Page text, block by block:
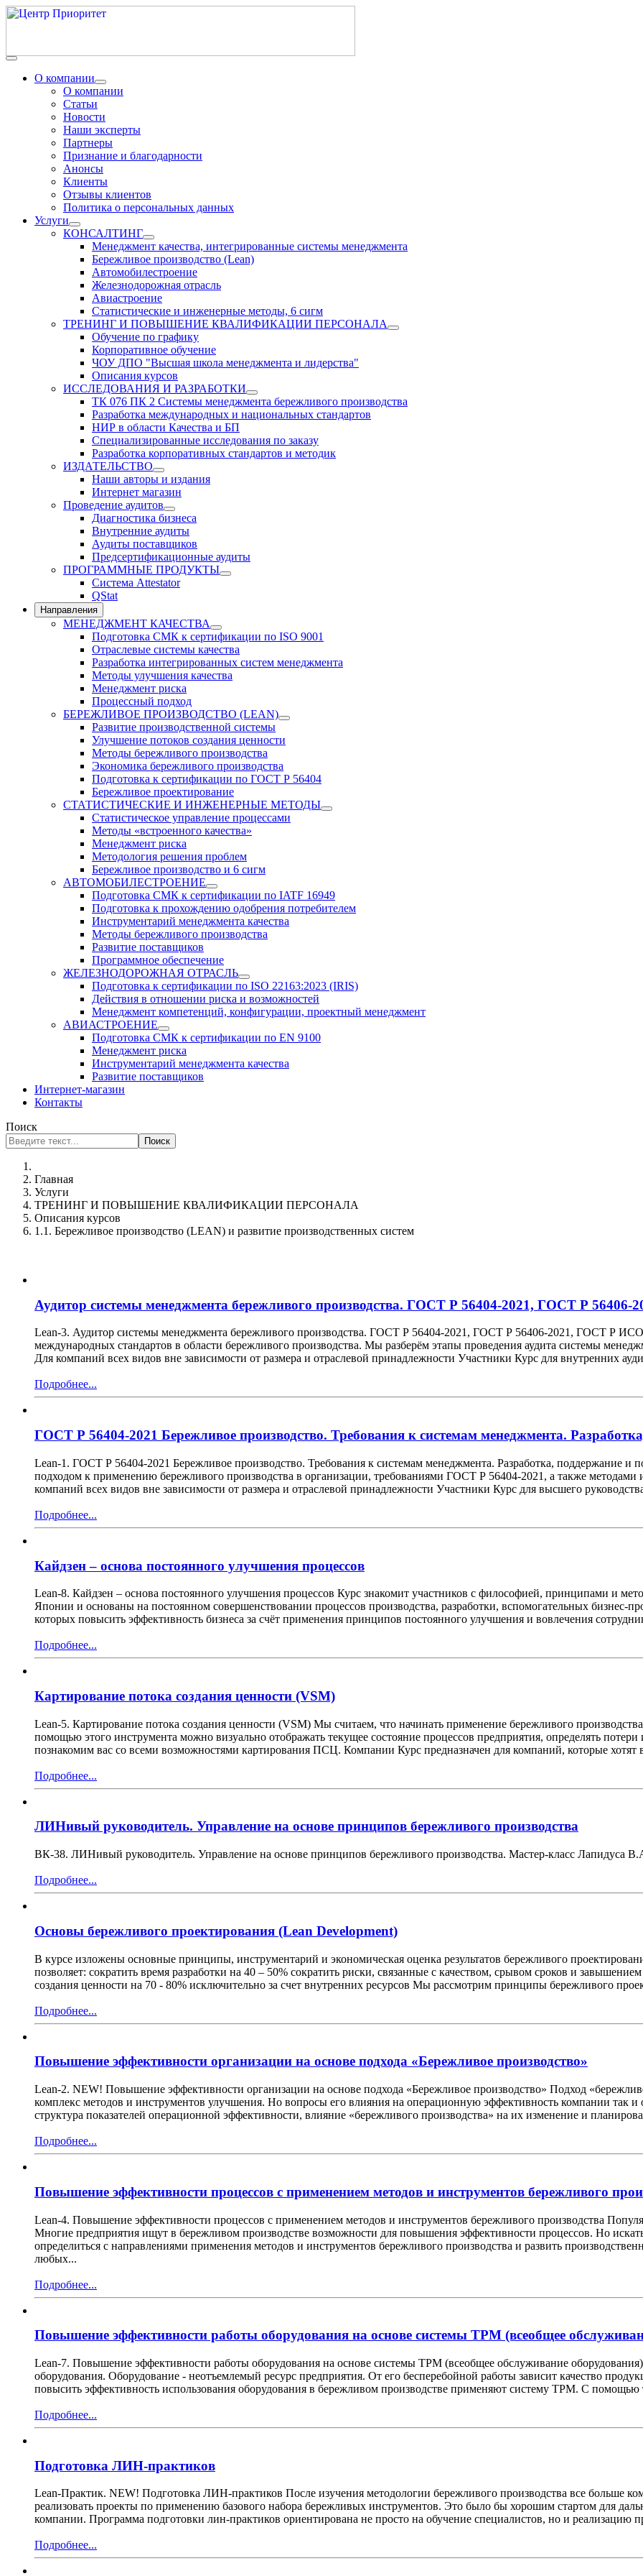
О компании
О компании
Статьи
Новости
Наши эксперты
Партнеры
Признание и благодарности
Анонсы
Клиенты
Отзывы клиентов
Политика о персональных данных
Услуги
КОНСАЛТИНГ
Менеджмент качества, интегрированные системы менеджмента
Бережливое производство (Lean)
Автомобилестроение
Железнодорожная отрасль
Авиастроение
Статистические и инженерные методы, 6 сигм
ТРЕНИНГ И ПОВЫШЕНИЕ КВАЛИФИКАЦИИ ПЕРСОНАЛА
Обучение по графику
Корпоративное обучение
ЧОУ ДПО "Высшая школа менеджмента и лидерства"
Описания курсов
ИССЛЕДОВАНИЯ И РАЗРАБОТКИ
ТК 076 ПК 2 Системы менеджмента бережливого производства
Разработка международных и национальных стандартов
НИР в области Качества и БП
Специализированные исследования по заказу
Разработка корпоративных стандартов и методик
ИЗДАТЕЛЬСТВО
Наши авторы и издания
Интернет магазин
Проведение аудитов
Диагностика бизнеса
Внутренние аудиты
Аудиты поставщиков
Предсертификационные аудиты
ПРОГРАММНЫЕ ПРОДУКТЫ
Система Attestator
QStat
Направления
МЕНЕДЖМЕНТ КАЧЕСТВА
Подготовка СМК к сертификации по ISO 9001
Отраслевые системы качества
Разработка интегрированных систем менеджмента
Методы улучшения качества
Менеджмент риска
Процессный подход
БЕРЕЖЛИВОЕ ПРОИЗВОДСТВО (LEAN)
Развитие производственной системы
Улучшение потоков создания ценности
Методы бережливого производства
Экономика бережливого производства
Подготовка к сертификации по ГОСТ Р 56404
Бережливое проектирование
СТАТИСТИЧЕСКИЕ И ИНЖЕНЕРНЫЕ МЕТОДЫ
Статистическое управление процессами
Методы «встроенного качества»
Менеджмент риска
Методология решения проблем
Бережливое производство и 6 сигм
АВТОМОБИЛЕСТРОЕНИЕ
Подготовка СМК к сертификации по IATF 16949
Подготовка к прохождению одобрения потребителем
Инструментарий менеджмента качества
Методы бережливого производства
Развитие поставщиков
Программное обеспечение
ЖЕЛЕЗНОДОРОЖНАЯ ОТРАСЛЬ
Подготовка к сертификации по ISO 22163:2023 (IRIS)
Действия в отношении риска и возможностей
Менеджмент компетенций, конфигурации, проектный менеджмент
АВИАСТРОЕНИЕ
Подготовка СМК к сертификации по EN 9100
Менеджмент риска
Инструментарий менеджмента качества
Развитие поставщиков
Интернет-магазин
Контакты
Поиск
Поиск
Главная
Услуги
ТРЕНИНГ И ПОВЫШЕНИЕ КВАЛИФИКАЦИИ ПЕРСОНАЛА
Описания курсов
1.1. Бережливое производство (LEAN) и развитие производственных систем
Аудитор системы менеджмента бережливого производства. ГОСТ Р 56404-2021, ГОСТ Р
Lean-3. Аудитор системы менеджмента бережливого производства. ГОСТ Р 56404-2021, ГОСТ Р 56406-2021, ГОСТ Р ИСО
международных стандартов в области бережливого производства. Мы разберём этапы проведения аудита системы
Для компаний всех видов вне зависимости от размера и отраслевой принадлежности Участники Курс для внутренних
Подробнее...
ГОСТ Р 56404-2021 Бережливое производство. Требования к системам менеджмента.
Lean-1. ГОСТ Р 56404-2021 Бережливое производство. Требования к системам менеджмента. Разработка, поддержание и
подходом к применению бережливого производства в организации, требованиями ГОСТ Р 56404-2021, а также
компаний всех видов вне зависимости от размера и отраслевой принадлежности Участники Курс для высшего
Подробнее...
Кайдзен – основа постоянного улучшения процессов
Lean-8. Кайдзен – основа постоянного улучшения процессов Курс знакомит участников с философией, принципами и
Японии и основаны на постоянном совершенствовании процессов производства, разработки, вспомогательных бизнес-
которых повысить эффективность бизнеса за счёт применения принципов постоянного улучшения и вовлечения
Подробнее...
Картирование потока создания ценности (VSM)
Lean-5. Картирование потока создания ценности (VSM) Мы считаем, что начинать применение бережливого
помощью этого инструмента можно визуально отображать текущее состояние процессов предприятия, определять
познакомим вас со всеми возможностями картирования ПСЦ. Компании Курс предназначен для компаний, которые хотят
Подробнее...
ЛИНивый руководитель. Управление на основе принципов бережливого производства
ВК-38. ЛИНивый руководитель. Управление на основе принципов бережливого производства. Мастер-класс Лапидуса
Подробнее...
Основы бережливого проектирования (Lean Development)
В курсе изложены основные принципы, инструментарий и экономическая оценка результатов бережливого
позволяет: сократить время разработки на 40 – 50% сократить риски, связанные с качеством, срывом сроков и
создания ценности на 70 - 80% исключительно за счет внутренних ресурсов Мы рассмотрим принципы бережливого
Подробнее...
Повышение эффективности организации на основе подхода «Бережливое производство»
Lean-2. NEW! Повышение эффективности организации на основе подхода «Бережливое производство» Подход
комплекс методов и инструментов улучшения. Но вопросы его влияния на операционную эффективность компании так и
структура показателей операционной эффективности, влияние «бережливого производства» на их изменение и
Подробнее...
Повышение эффективности процессов с применением методов и инструментов бережливого
Lean-4. Повышение эффективности процессов с применением методов и инструментов бережливого производства
Многие предприятия ищут в бережливом производстве возможности для повышения эффективности процессов. Но
определиться с направлениями применения методов и инструментов бережливого производства и развить
любых...
Подробнее...
Повышение эффективности работы оборудования на основе системы TPM (всеобщее
Lean-7. Повышение эффективности работы оборудования на основе системы TPM (всеобщее обслуживание
оборудования. Оборудование - неотъемлемый ресурс предприятия. От его бесперебойной работы зависит качество
повысить эффективность использования оборудования в бережливом производстве применяют систему TPM. С
Подробнее...
Подготовка ЛИН-практиков
Lean-Практик. NEW! Подготовка ЛИН-практиков После изучения методологии бережливого производства все больше
реализовать проекты по применению базового набора бережливых инструментов. Это было бы хорошим стартом для
компании. Программа подготовки лин-практиков ориентирована не просто на обучение специалистов, но и реализацию
Подробнее...